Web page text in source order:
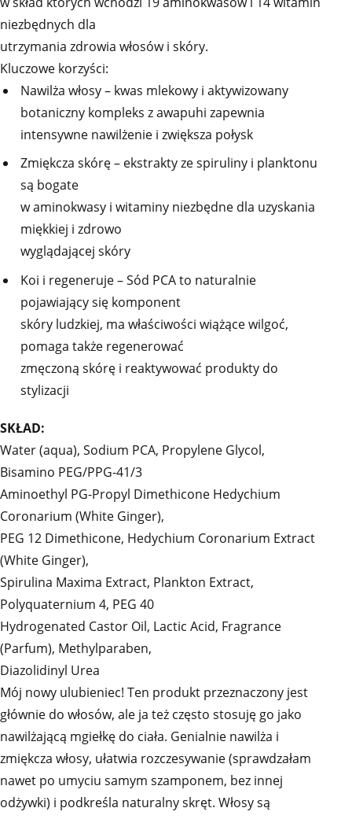
niezbędnych dla
utrzymania zdrowia włosów i skóry.
Kluczowe korzyści:
Nawilża włosy – kwas mlekowy i aktywizowany
botaniczny kompleks z awapuhi zapewnia
intensywne nawilżenie i zwiększa połysk
Zmiękcza skórę – ekstrakty ze spiruliny i planktonu
są bogate
w aminokwasy i witaminy niezbędne dla uzyskania
miękkiej i zdrowo
wyglądającej skóry
Koi i regeneruje – Sód PCA to naturalnie
pojawiający się komponent
skóry ludzkiej, ma właściwości wiążące wilgoć,
pomaga także regenerować
zmęczoną skórę i reaktywować produkty do
stylizacji
SKŁAD:
Water (aqua), Sodium PCA, Propylene Glycol,
Bisamino PEG/PPG-41/3
Aminoethyl PG-Propyl Dimethicone Hedychium
Coronarium (White Ginger),
PEG 12 Dimethicone, Hedychium Coronarium Extract
(White Ginger),
Spirulina Maxima Extract, Plankton Extract,
Polyquaternium 4, PEG 40
Hydrogenated Castor Oil, Lactic Acid, Fragrance
(Parfum), Methylparaben,
Diazolidinyl Urea
Mój nowy ulubieniec! Ten produkt przeznaczony jest
głównie do włosów, ale ja też często stosuję go jako
nawilżającą mgiełkę do ciała. Genialnie nawilża i
zmiękcza włosy, ułatwia rozczesywanie (sprawdzałam
nawet po umyciu samym szamponem, bez innej
odżywki) i podkreśla naturalny skręt. Włosy są